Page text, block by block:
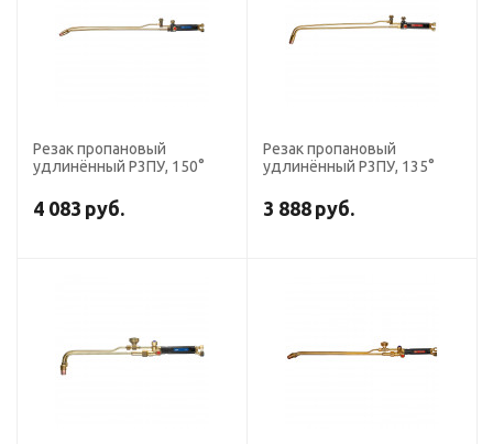
Резак пропановый
удлинённый Р3ПУ, 150°
4 083 руб.
Резак пропановый
удлинённый Р3ПУ, 135°
3 888 руб.